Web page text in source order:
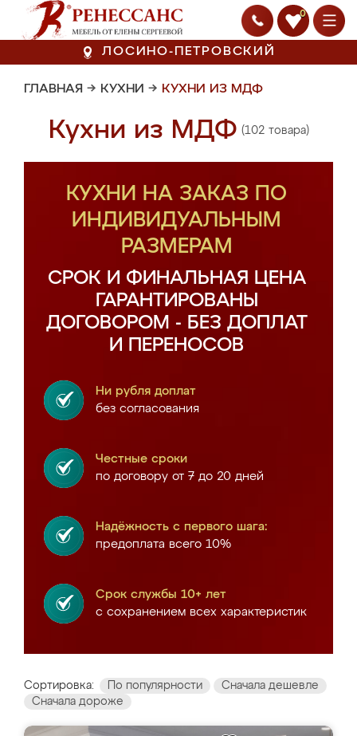
0
ЛОСИНО-ПЕТРОВСКИЙ
ГЛАВНАЯ → КУХНИ → КУХНИ ИЗ МДФ
Кухни из МДФ (102 товара)
КУХНИ НА ЗАКАЗ ПО
ИНДИВИДУАЛЬНЫМ
РАЗМЕРАМ
СРОК И ФИНАЛЬНАЯ ЦЕНА
ГАРАНТИРОВАНЫ
ДОГОВОРОМ - БЕЗ ДОПЛАТ
И ПЕРЕНОСОВ
Ни рубля доплат
без согласования
Честные сроки
по договору от 7 до 20 дней
Надёжность с первого шага:
предоплата всего 10%
Срок службы 10+ лет
с сохранением всех характеристик
Сортировка: По популярности
Сначала дешевле
Сначала дороже